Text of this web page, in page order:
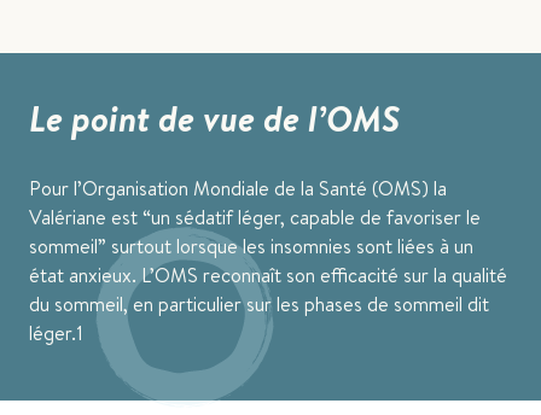
Le point de vue de l’OMS
Pour l’Organisation Mondiale de la Santé (OMS) la
Valériane est “un sédatif léger, capable de favoriser le
sommeil” surtout lorsque les insomnies sont liées à un
état anxieux. L’OMS reconnaît son efficacité sur la qualité
du sommeil, en particulier sur les phases de sommeil dit
léger.1